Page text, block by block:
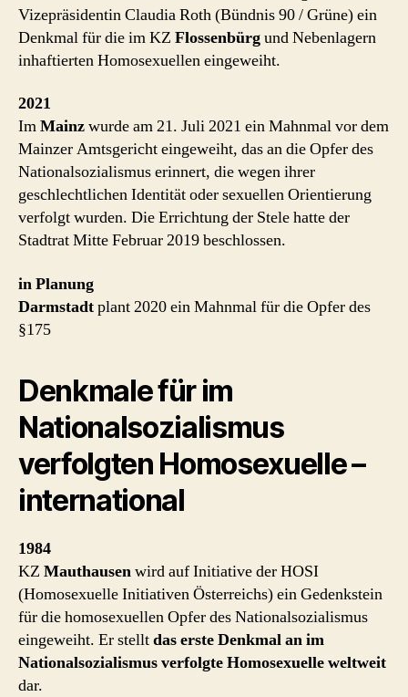
Vizepräsidentin Claudia Roth (Bündnis 90 / Grüne) ein
Denkmal für die im KZ Flossenbürgund Nebenlagern
inhaftierten Homosexuellen eingeweiht.
2021
ImMainzwurde am 21. Juli 2021 ein Mahnmal vor dem
Mainzer Amtsgericht eingeweiht, das an die Opfer des
Nationalsozialismus erinnert, die wegen ihrer
geschlechtlichen Identität oder sexuellen Orientierung
verfolgt wurden. Die Errichtung der Stele hatte der
Stadtrat Mitte Februar 2019 beschlossen.
in Planung
Darmstadtplant 2020 ein Mahnmal für die Opfer des
§175
Denkmale für im
Nationalsozialismus
verfolgten Homosexuelle –
international
1984
KZ Mauthausenwird auf Initiative der HOSI
(Homosexuelle Initiativen Österreichs) ein Gedenkstein
für die homosexuellen Opfer des Nationalsozialismus
eingeweiht. Er stelltdas erste Denkmal an im
Nationalsozialismus verfolgte Homosexuelle weltweit
dar.